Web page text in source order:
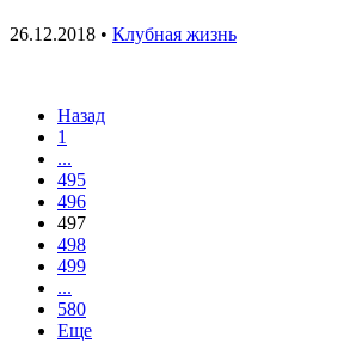
26.12.2018 • Клубная жизнь
Назад
1
...
495
496
497
498
499
...
580
Еще